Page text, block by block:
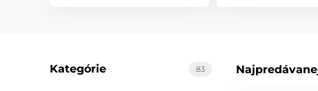
83
Kategórie